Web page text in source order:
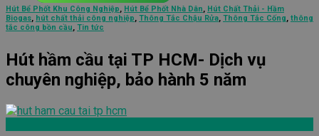
Hút Bể Phốt Khu Công Nghiệp, Hút Bể Phốt Nhà Dân, Hút Chất Thải - Hầm
Biogas, hút chất thải công nghiệp, Thông Tắc Chậu Rửa, Thông Tắc Cống, thông
tắc công bồn cầu, Tin tức
Hút hầm cầu tại TP HCM- Dịch vụ
chuyên nghiệp, bảo hành 5 năm